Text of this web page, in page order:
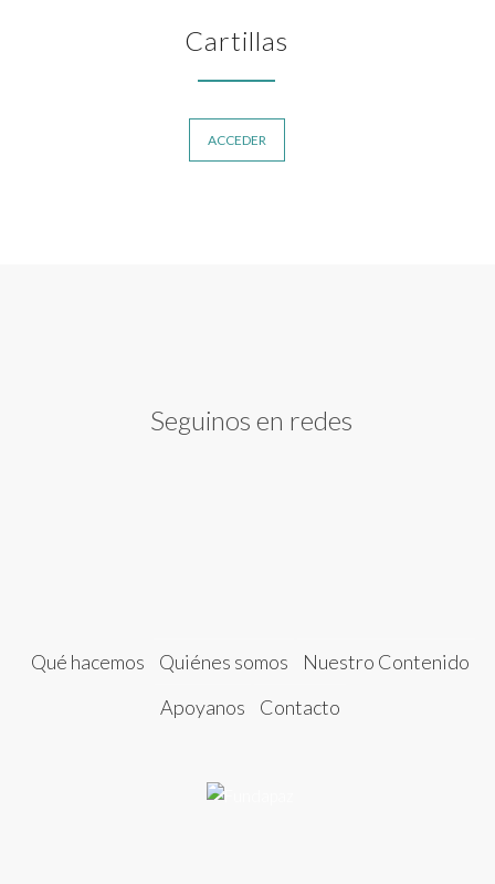
Cartillas
ACCEDER
Seguinos en redes
Qué hacemos Quiénes somos
Nuestro Contenido
Apoyanos
Contacto